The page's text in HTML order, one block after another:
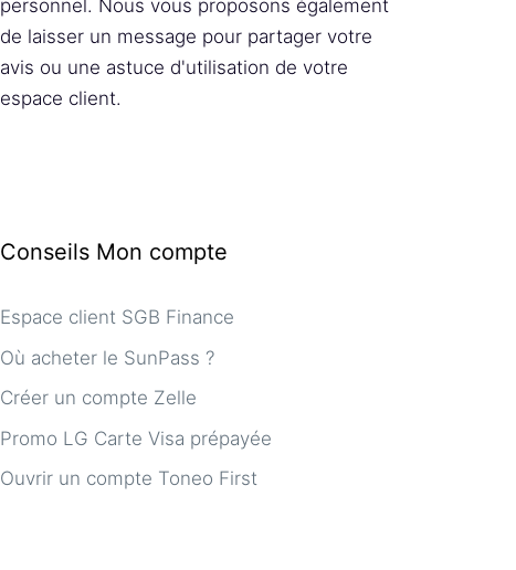
personnel. Nous vous proposons également
de laisser un message pour partager votre
avis ou une astuce d'utilisation de votre
espace client.
Conseils Mon compte
Espace client SGB Finance
Où acheter le SunPass ?
Créer un compte Zelle
Promo LG Carte Visa prépayée
Ouvrir un compte Toneo First